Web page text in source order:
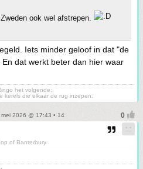
ook wel afstrepen.
Iets minder geloof in dat "de
dat werkt beter dan hier waar
het volgende:
kerels die elkaar de rug inzepen.
2026 @ 17:43 • 14
of Banterbury